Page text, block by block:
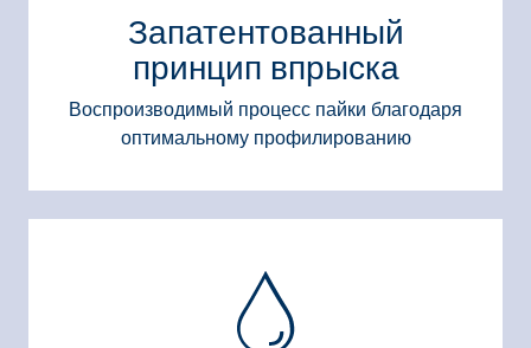
Запатентованный
принцип впрыска
Воспроизводимый процесс пайки благодаря
оптимальному профилированию